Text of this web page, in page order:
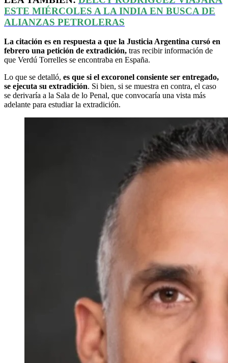
ESTE MIÉRCOLES A LA INDIA EN BUSCA DE
ALIANZAS PETROLERAS
La citación es en respuesta a que la Justicia Argentina cursó en
febrero una petición de extradición, tras recibir información de
que Verdú Torrelles se encontraba en España.
Lo que se detalló, es que si el excoronel consiente ser entregado,
se ejecuta su extradición. Si bien, si se muestra en contra, el caso
se derivaría a la Sala de lo Penal, que convocaría una vista más
adelante para estudiar la extradición.